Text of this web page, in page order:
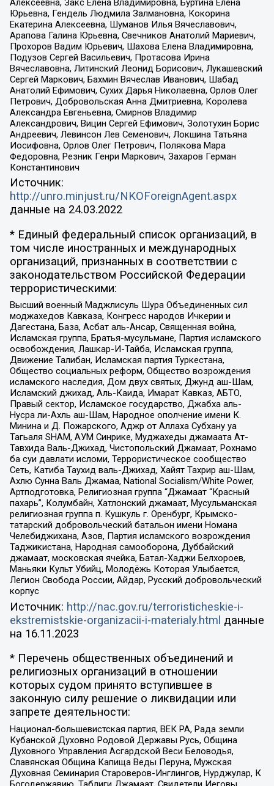
Алексеевна, Закс Елена Владимировна, Буртина Елена
Юрьевна, Гендель Людмила Залмановна, Кокорина
Екатерина Алексеевна, Шуманов Илья Вячеславович,
Арапова Галина Юрьевна, Свечников Анатолий Мариевич,
Прохоров Вадим Юрьевич, Шахова Елена Владимировна,
Подузов Сергей Васильевич, Протасова Ирина
Вячеславовна, Литинский Леонид Борисович, Лукашевский
Сергей Маркович, Бахмин Вячеслав Иванович, Шабад
Анатолий Ефимович, Сухих Дарья Николаевна, Орлов Олег
Петрович, Добровольская Анна Дмитриевна, Королева
Александра Евгеньевна, Смирнов Владимир
Александрович, Вицин Сергей Ефимович, Золотухин Борис
Андреевич, Левинсон Лев Семенович, Локшина Татьяна
Иосифовна, Орлов Олег Петрович, Полякова Мара
Федоровна, Резник Генри Маркович, Захаров Герман
Константинович
Источник:
http://unro.minjust.ru/NKOForeignAgent.aspx
данные на 24.03.2022
* Единый федеральный список организаций, в
том числе иностранных и международных
организаций, признанных в соответствии с
законодательством Российской Федерации
террористическими:
Высший военный Маджлисуль Шура Объединенных сил
моджахедов Кавказа, Конгресс народов Ичкерии и
Дагестана, База, Асбат аль-Ансар, Священная война,
Исламская группа, Братья-мусульмане, Партия исламского
освобождения, Лашкар-И-Тайба, Исламская группа,
Движение Талибан, Исламская партия Туркестана,
Общество социальных реформ, Общество возрождения
исламского наследия, Дом двух святых, Джунд аш-Шам,
Исламский джихад, Аль-Каида, Имарат Кавказ, АБТО,
Правый сектор, Исламское государство, Джабха аль-
Нусра ли-Ахль аш-Шам, Народное ополчение имени К.
Минина и Д. Пожарского, Аджр от Аллаха Субхану уа
Тагьаля SHAM, АУМ Синрике, Муджахеды джамаата Ат-
Тавхида Валь-Джихад, Чистопольский Джамаат, Рохнамо
ба суи давлати исломи, Террористическое сообщество
Сеть, Катиба Таухид валь-Джихад, Хайят Тахрир аш-Шам,
Ахлю Сунна Валь Джамаа, National Socialism/White Power,
Артподготовка, Религиозная группа “Джамаат “Красный
пахарь”, Колумбайн, Хатлонский джамаат, Мусульманская
религиозная группа п. Кушкуль г. Оренбург, Крымско-
татарский добровольческий батальон имени Номана
Челебиджихана, Азов, Партия исламского возрождения
Таджикистана, Народная самооборона, Дуббайский
джамаат, московская ячейка, Батал-Хаджи Белхороев,
Маньяки Культ Убийц, Молодёжь Которая Улыбается,
Легион Свобода России, Айдар, Русский добровольческий
корпус
Источник: http://nac.gov.ru/terroristicheskie-i-
ekstremistskie-organizacii-i-materialy.html данные
на 16.11.2023
* Перечень общественных объединений и
религиозных организаций в отношении
которых судом принято вступившее в
законную силу решение о ликвидации или
запрете деятельности:
Национал-большевистская партия, ВЕК РА, Рада земли
Кубанской Духовно Родовой Державы Русь, Община
Духовного Управления Асгардской Веси Беловодья,
Славянская Община Капища Веды Перуна, Мужская
Духовная Семинария Староверов-Инглингов, Нурджулар, К